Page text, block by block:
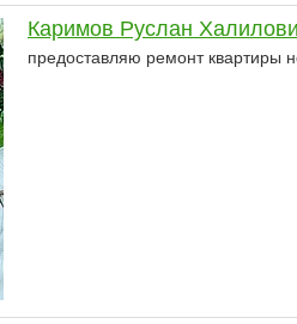
Каримов Руслан
предоставляю ремонт квартиры